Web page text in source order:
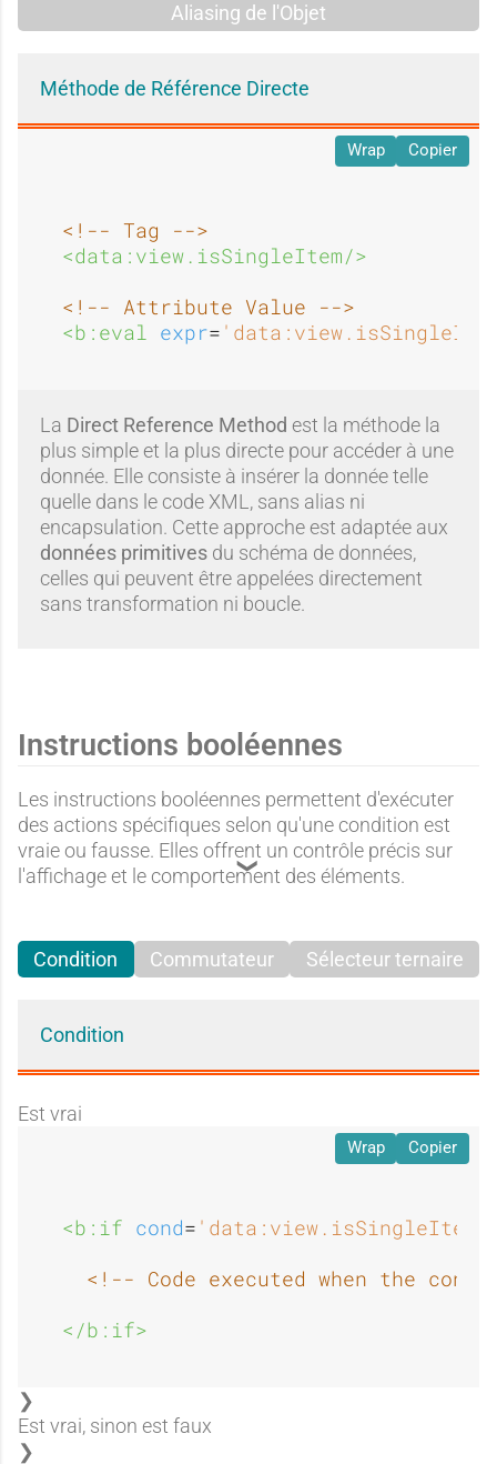
n
é
e
n
t
a
l
i
m
e
n
t
a
l
Aliasing de l'Objet
Méthode de Référence Directe
<!-- Tag -->
<data:view.isSingleItem/>
<!-- Attribute Value -->
<b:eval expr=
Wrap Copier
La Direct Reference Method est la méthode la
plus simple et la plus directe pour accéder à une
donnée. Elle consiste à insérer la donnée telle
quelle dans le code XML, sans alias ni
encapsulation. Cette approche est adaptée aux
données primitives du schéma de données,
celles qui peuvent être appelées directement
sans transformation ni boucle.
Instructions booléennes
Les instructions booléennes permettent d'exécuter
des actions spécifiques selon qu'une condition est
vraie ou fausse. Elles offrent un contrôle précis sur
l'affichage et le comportement des éléments.
Condition Commutateur Sélecteur ternaire
Condition
Est vrai
<b:if cond= 'data:view.isSingleItem'
<!-- Code executed when the
</b:if>
Wrap Copier
Est vrai, sinon est faux